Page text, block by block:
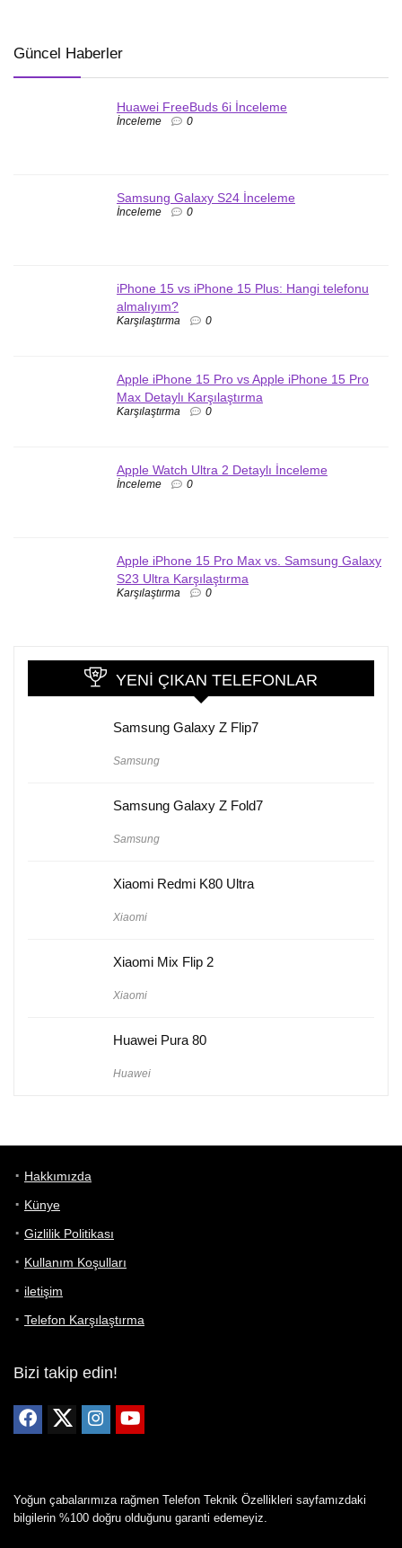
Güncel Haberler
Huawei FreeBuds 6i İnceleme
İnceleme 0
Samsung Galaxy S24 İnceleme
İnceleme 0
iPhone 15 vs iPhone 15 Plus: Hangi telefonu
almalıyım?
Karşılaştırma 0
Apple iPhone 15 Pro vs Apple iPhone 15 Pro
Max Detaylı Karşılaştırma
Karşılaştırma 0
Apple Watch Ultra 2 Detaylı İnceleme
İnceleme 0
Apple iPhone 15 Pro Max vs. Samsung Galaxy
S23 Ultra Karşılaştırma
Karşılaştırma 0
YENI ÇIKAN TELEFONLAR
Samsung Galaxy Z Flip7
Samsung
Samsung Galaxy Z Fold7
Samsung
Xiaomi Redmi K80 Ultra
Xiaomi
Xiaomi Mix Flip 2
Xiaomi
Huawei Pura 80
Huawei
Hakkımızda
Künye
Gizlilik Politikası
Kullanım Koşulları
iletişim
Telefon Karşılaştırma
Bizi takip edin!
Yoğun çabalarımıza rağmen Telefon Teknik Özellikleri sayfamızdaki
bilgilerin %100 doğru olduğunu garanti edemeyiz.